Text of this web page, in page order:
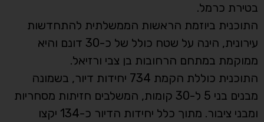
בטירת כרמל.
התוכנית ביוזמת הראשות הממשלתית להתחדשות
עירונית, הינה על שטח כולל של כ-30 דונם והיא
ממוקמת במתחם הרחובות בן צבי ורזיאל.
התוכנית כוללת הקמת 734 יחידות דיור, בשמונה
מבנים בני 5 ל-30 קומות, המשלבים חזיתות מסחריות
ומבני ציבור. מתוך כלל יחידות הדיור כ-134 יקצו